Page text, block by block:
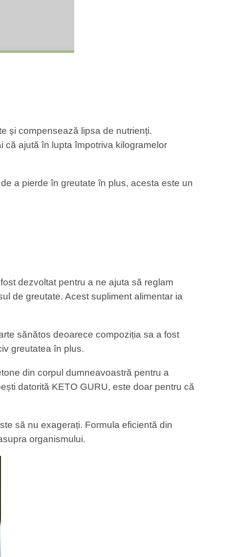
și compensează lipsa de nutrienți.
că ajută în lupta împotriva kilogramelor
a pierde în greutate în plus, acesta este un
dezvoltat pentru a ne ajuta să reglam
de greutate. Acest supliment alimentar ia
sănătos deoarece compoziția sa a fost
greutatea în plus.
din corpul dumneavoastră pentru a
datorită KETO GURU, este doar pentru că
să nu exagerați. Formula eficientă din
organismului.